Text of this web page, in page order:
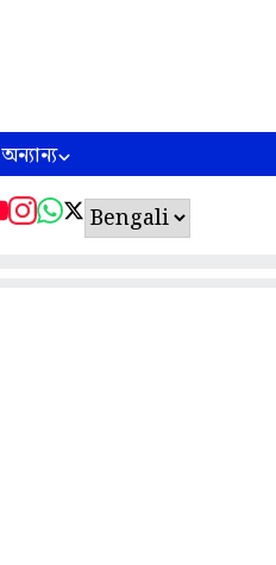
অন্যান্য